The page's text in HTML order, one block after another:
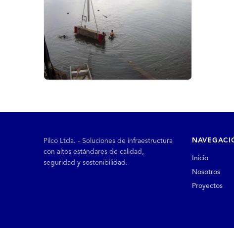
Pilco Ltda. - Soluciones de infraestructura
con altos estándares de calidad,
seguridad y sostenibilidad.
Inicio
Nosotros
Proyectos